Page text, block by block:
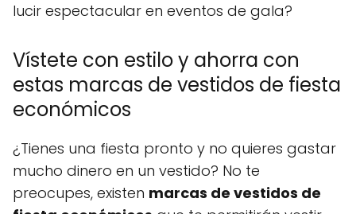
lucir espectacular en eventos de gala?
Vístete con estilo y ahorra con
estas marcas de vestidos de fiesta
económicos
¿Tienes una fiesta pronto y no quieres gastar
mucho dinero en un vestido? No te
preocupes, existen marcas de vestidos de